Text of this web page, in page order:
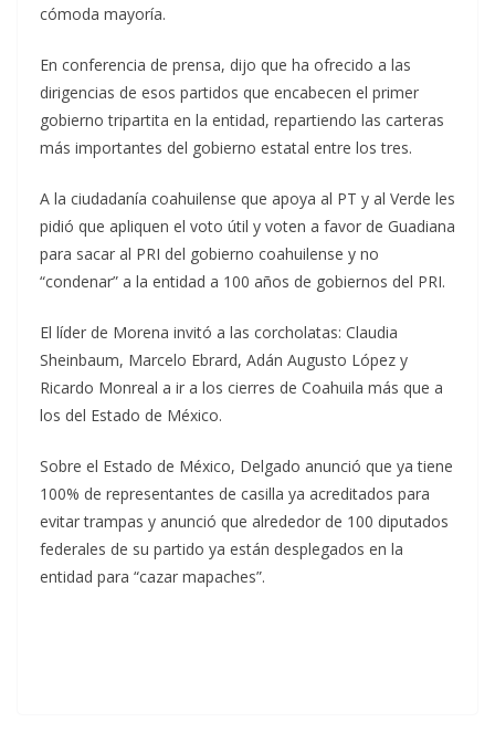
cómoda mayoría.
En conferencia de prensa, dijo que ha ofrecido a las
dirigencias de esos partidos que encabecen el primer
gobierno tripartita en la entidad, repartiendo las carteras
más importantes del gobierno estatal entre los tres.
A la ciudadanía coahuilense que apoya al PT y al Verde les
pidió que apliquen el voto útil y voten a favor de Guadiana
para sacar al PRI del gobierno coahuilense y no
“condenar” a la entidad a 100 años de gobiernos del PRI.
El líder de Morena invitó a las corcholatas: Claudia
Sheinbaum, Marcelo Ebrard, Adán Augusto López y
Ricardo Monreal a ir a los cierres de Coahuila más que a
los del Estado de México.
Sobre el Estado de México, Delgado anunció que ya tiene
100% de representantes de casilla ya acreditados para
evitar trampas y anunció que alrededor de 100 diputados
federales de su partido ya están desplegados en la
entidad para “cazar mapaches”.